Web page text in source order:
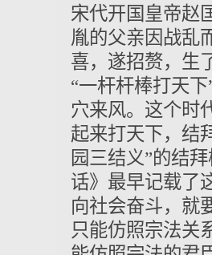
宋代开国皇帝赵
胤的父亲因战乱
喜，遂招赘，生
“一杆杆棒打天
穴来风。这个时
起来打天下，结
园三结义”的结
话》最早记载了
向社会奋斗，就
只能仿照宗法关